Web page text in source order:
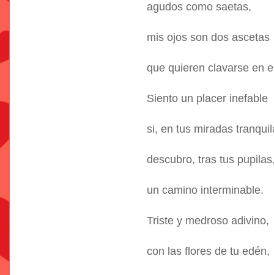
agudos como saetas,
mis ojos son dos ascetas
que quieren clavarse en
Siento un placer inefable
si, en tus miradas
descubro, tras tus
un camino interminable.
Triste y medroso adivino,
con las flores de tu edén,